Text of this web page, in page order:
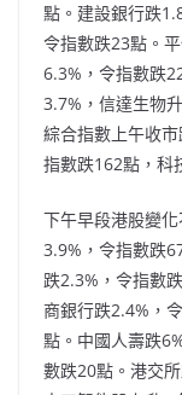
點。建設銀行跌
令指數跌23點。
6.3%，令指數跌
3.7%，信達生物
綜合指數上午收
指數跌162點，科
下午早段港股變
3.9%，令指數跌
跌2.3%，令指數
商銀行跌2.4%，
點。中國人壽跌
數跌20點。港交